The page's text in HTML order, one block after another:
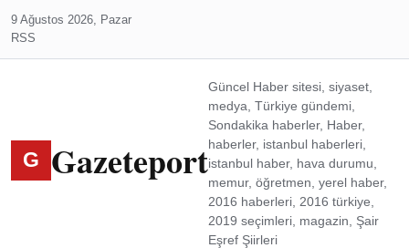
9 Ağustos 2026, Pazar
RSS
G Gazeteport
Güncel Haber sitesi, siyaset,
medya, Türkiye gündemi,
Sondakika haberler, Haber,
haberler, istanbul haberleri,
istanbul haber, hava durumu,
memur, öğretmen, yerel haber,
2016 haberleri, 2016 türkiye,
2019 seçimleri, magazin, Şair
Eşref Şiirleri